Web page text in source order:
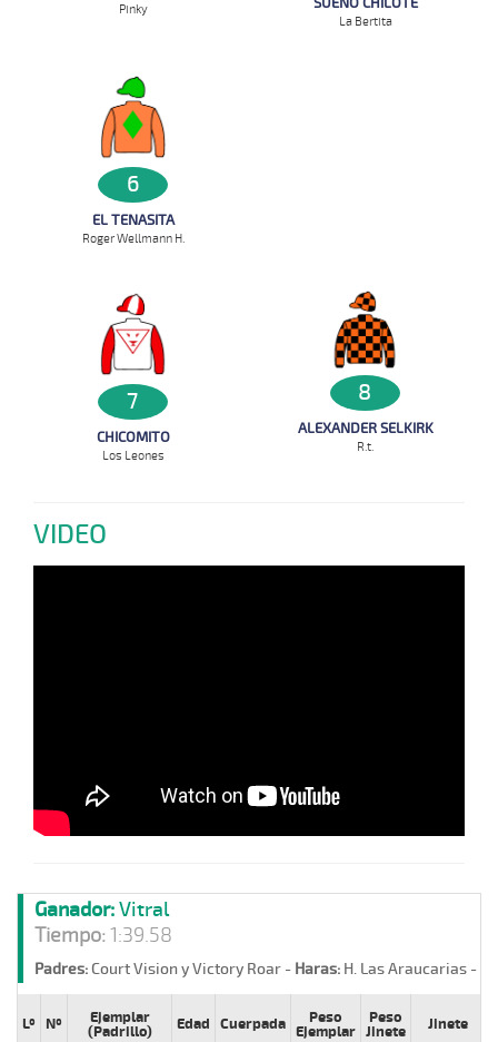
Pinky
La Bertita
6
EL TENASITA
Roger Wellmann H.
7
CHICOMITO
Los Leones
8
ALEXANDER SELKIRK
R.t.
VIDEO
Ganador:Vitral
Tiempo:1:39.58
Padres:Court Vision y Victory Roar - Haras: H. Las Araucarias -
Lº Nº
Ejemplar
(Padrillo)
Edad Cuerpada
Peso
Ejemplar
Peso
Jinete
Jinete